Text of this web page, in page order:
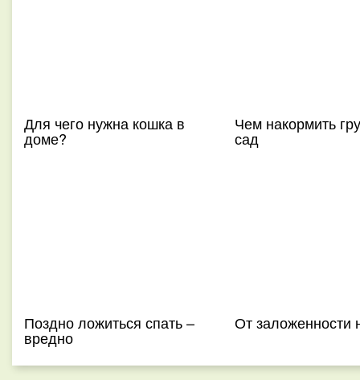
Для чего нужна кошка в
доме?
Чем накормить
сад
Поздно ложиться спать –
вредно
От заложенности